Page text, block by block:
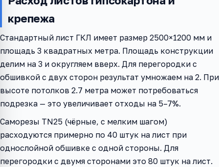
крепежа
Стандартный лист ГКЛ имеет размер 2500×1200 мм и
площадь 3 квадратных метра. Площадь конструкции
делим на 3 и округляем вверх. Для перегородки с
обшивкой с двух сторон результат умножаем на 2. При
высоте потолков 2.7 метра может потребоваться
подрезка — это увеличивает отходы на 5–7%.
Саморезы TN25 (чёрные, с мелким шагом)
расходуются примерно по 40 штук на лист при
однослойной обшивке с одной стороны. Для
перегородки с двумя сторонами это 80 штук на лист.